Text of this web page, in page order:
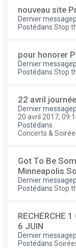
nouveau site
Dernier
Postédans Stop
pour honorer
Dernier
Postédans Stop
22 avril
Dernier
20 avril 2017,
Postédans
Concerts &
Got To Be
Minneapolis
Dernier
Postédans Stop
RECHERCHE
6 JUIN
Dernier
Postédans